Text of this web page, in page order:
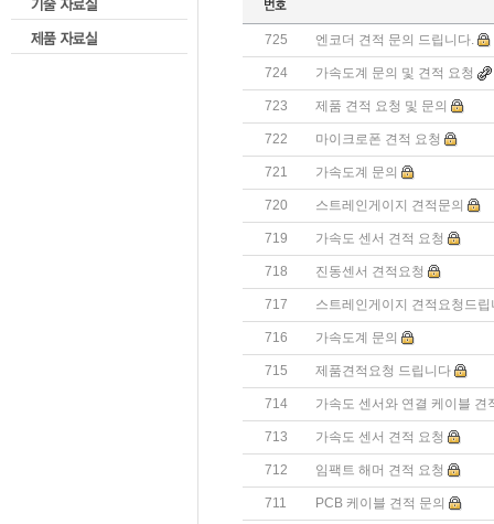
725 엔코더 견적 문의 드립니다.
724 가속도계 문의 및 견적 요청
723 제품 견적 요청 및 문의
722 마이크로폰 견적 요청
721 가속도계 문의
720 스트레인게이지 견적문의
719 가속도 센서 견적 요청
718 진동센서 견적요청
717 스트레인게이지 견적요청드립
716 가속도계 문의
715 제품견적요청 드립니다
714 가속도 센서와 연결 케이블
713 가속도 센서 견적 요청
712 임팩트 해머 견적 요청
711 PCB 케이블 견적 문의